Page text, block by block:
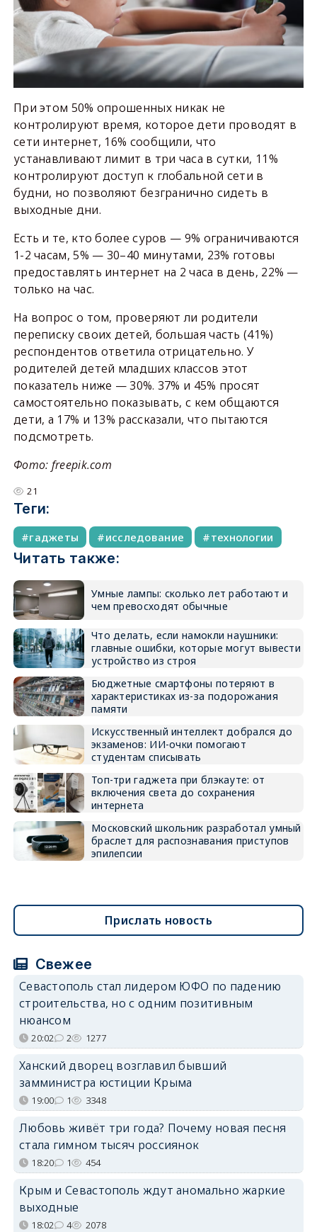
При этом 50% опрошенных никак не
контролируют время, которое дети проводят в
сети интернет, 16% сообщили, что
устанавливают лимит в три часа в сутки, 11%
контролируют доступ к глобальной сети в
будни, но позволяют безгранично сидеть в
выходные дни.
Есть и те, кто более суров — 9% ограничиваются
1-2 часам, 5% — 30–40 минутами, 23% готовы
предоставлять интернет на 2 часа в день, 22% —
только на час.
На вопрос о том, проверяют ли родители
переписку своих детей, большая часть (41%)
респондентов ответила отрицательно. У
родителей детей младших классов этот
показатель ниже — 30%. 37% и 45% просят
самостоятельно показывать, с кем общаются
дети, а 17% и 13% рассказали, что пытаются
подсмотреть.
Фото: freepik.com
21
Теги:
гаджеты исследование технологии
Читать также:
Умные лампы: сколько лет работают и
чем превосходят обычные
Что делать, если намокли наушники:
главные ошибки, которые могут вывести
устройство из строя
Бюджетные смартфоны потеряют в
характеристиках из-за подорожания
памяти
Искусственный интеллект добрался до
экзаменов: ИИ-очки помогают
студентам списывать
Топ-три гаджета при блэкауте: от
включения света до сохранения
интернета
Московский школьник разработал умный
браслет для распознавания приступов
эпилепсии
Прислать новость
Свежее
Севастополь стал лидером ЮФО по падению
строительства, но с одним позитивным
нюансом
20:02 2 1277
Ханский дворец возглавил бывший
замминистра юстиции Крыма
19:00 1 3348
Любовь живёт три года? Почему новая песня
стала гимном тысяч россиянок
18:20 1 454
Крым и Севастополь ждут аномально жаркие
выходные
18:02 4 2078